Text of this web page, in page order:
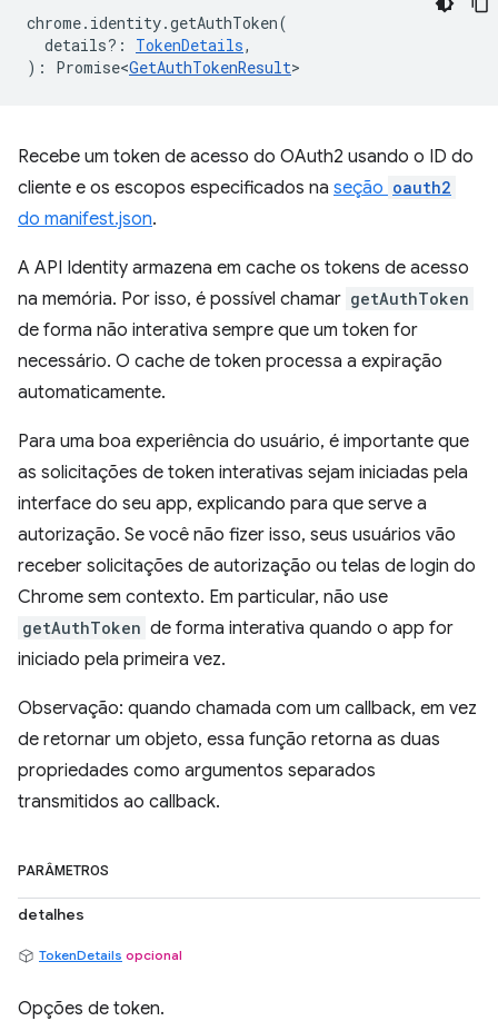
chrome. identity.getAuthToken(
details? : TokenDetails,
) : Promise<GetAuthTokenResult>
Recebe um token de acesso do OAuth2 usando o ID do
cliente e os escopos especificados na seção oauth2
do manifest.json.
A API Identity armazena em cache os tokens de acesso
na memória. Por isso, é possível chamar getAuthToken
de forma não interativa sempre que um token for
necessário. O cache de token processa a expiração
automaticamente.
Para uma boa experiência do usuário, é importante que
as solicitações de token interativas sejam iniciadas pela
interface do seu app, explicando para que serve a
autorização. Se você não fizer isso, seus usuários vão
receber solicitações de autorização ou telas de login do
Chrome sem contexto. Em particular, não use
getAuthToken de forma interativa quando o app for
iniciado pela primeira vez.
Observação: quando chamada com um callback, em vez
de retornar um objeto, essa função retorna as duas
propriedades como argumentos separados
transmitidos ao callback.
PARÂMETROS
detalhes
TokenDetails opcional
Opções de token.